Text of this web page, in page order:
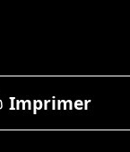
Imprimer